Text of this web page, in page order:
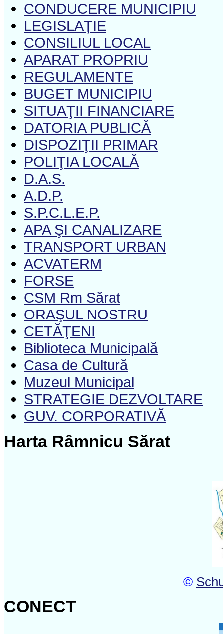
CONDUCERE MUNICIPIU
LEGISLAȚIE
CONSILIUL LOCAL
APARAT PROPRIU
REGULAMENTE
BUGET MUNICIPIU
SITUAŢII FINANCIARE
DATORIA PUBLICĂ
DISPOZIŢII PRIMAR
POLIŢIA LOCALĂ
D.A.S.
A.D.P.
S.P.C.L.E.P.
APA ŞI CANALIZARE
TRANSPORT URBAN
ACVATERM
FORSE
CSM Rm Sărat
ORAŞUL NOSTRU
CETĂŢENI
Biblioteca Municipală
Casa de Cultură
Muzeul Municipal
STRATEGIE DEZVOLTARE
GUV. CORPORATIVĂ
Harta Râmnicu Sărat
©
CONECT